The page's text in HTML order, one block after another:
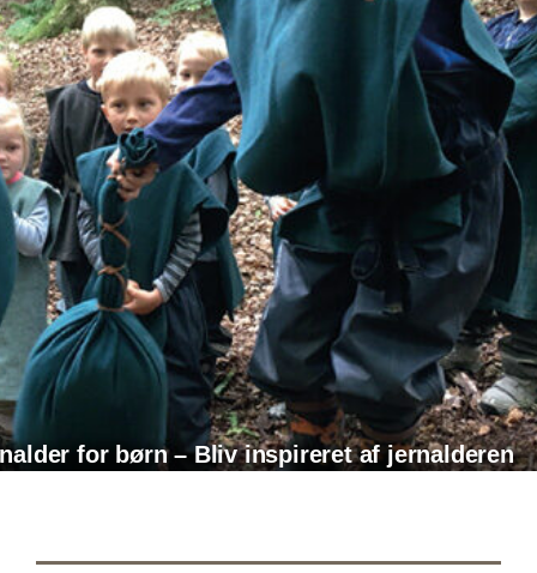
for børn – Bliv inspireret af jernalderen